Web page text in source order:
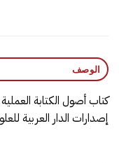
الوصف
كتاب أصول الكتابة
إصدارات الدار العربية